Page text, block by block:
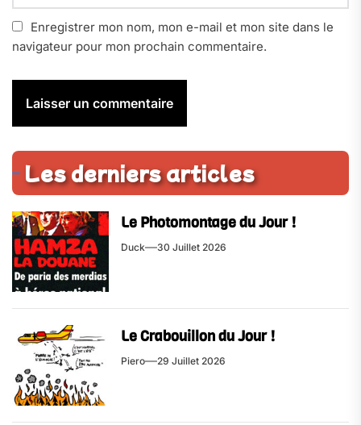
Enregistrer mon nom, mon e-mail et mon site dans le
navigateur pour mon prochain commentaire.
Les derniers articles
Le Photomontage du Jour !
Duck 30 Juillet 2026
Le Crabouillon du Jour !
Piero 29 Juillet 2026